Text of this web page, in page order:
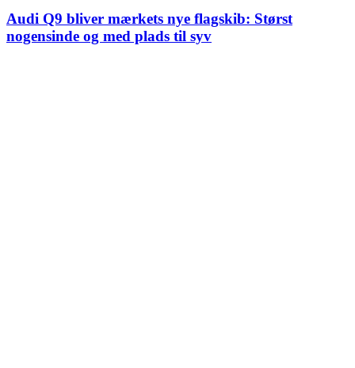
Audi Q9 bliver mærkets nye flagskib: Størst
nogensinde og med plads til syv